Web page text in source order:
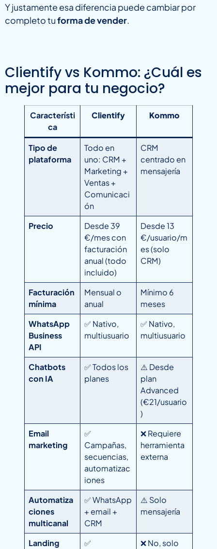
Y justamente esa diferencia puede cambiar por
completo tuforma de vender.
Clientify vs Kommo: ¿Cuál es
mejor para tu negocio?
Característi
ca
Clientify Kommo
Tipo de
plataforma
Todo en
uno: CRM +
Marketing +
Ventas +
Comunicaci
ón
CRM
centrado en
mensajería
Precio
Desde 39
€/mes con
facturación
anual (todo
incluido)
Desde 13
€/usuario/m
es (solo
CRM)
Facturación
mínima
Mensual o
anual
Mínimo 6
meses
WhatsApp
Business
API
✅ Nativo,
multiusuario
✅ Nativo,
multiusuario
Chatbots
con IA
✅ Todos los
planes
⚠️ Desde
plan
Advanced
(€21/usuario
)
Email
marketing
✅
Campañas,
secuencias,
automatizac
iones
❌ Requiere
herramienta
externa
Automatiza
ciones
multicanal
✅ WhatsApp
+ email +
CRM
⚠️ Solo
mensajería
Landing
✅
❌ No, solo